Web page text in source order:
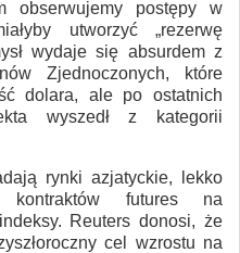
obserwujemy postępy w
utworzyć „rezerwę
wydaje się absurdem z
Zjednoczonych, które
dolara, ale po ostatnich
wyszedł z kategorii
rynki azjatyckie, lekko
futures na
Reuters donosi, że
cel wzrostu na